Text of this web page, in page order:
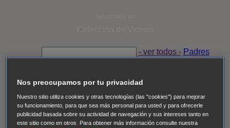
- ver todos - Padres
Despedida Salvaje Despedida Salvaje
Thomas, el ojo del FBI
Pan Am
Dawson crece
Insomnia El Guardián The Blacklist Cinco en familia
Hudson & Rex Diez libras y un sueño Mr Loverman
Nos preocupamos por tu privacidad
Nuestro sitio utiliza cookies y otras tecnologías (las "cookies") para mejorar
su funcionamiento, para que sea más personal para usted y para ofrecerle
publicidad basada sobre su actividad de navegación y sus intereses tanto en
este sitio como en otros. Para obtener más información consulte nuestra